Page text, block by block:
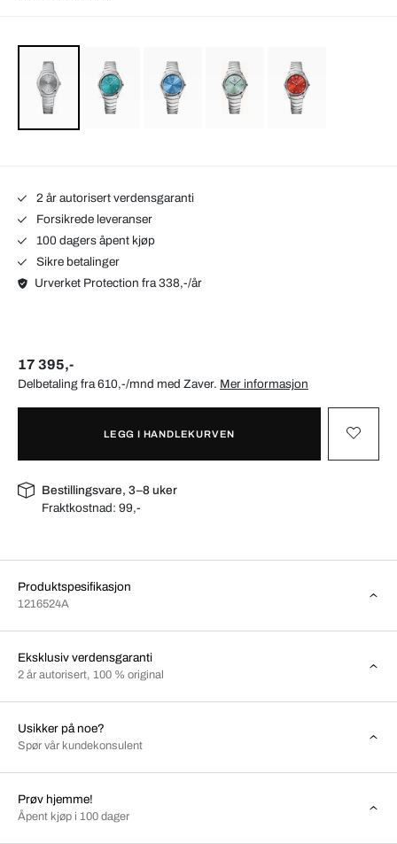
2 år autorisert verdensgaranti
Forsikrede leveranser
100 dagers åpent kjøp
Sikre betalinger
Urverket Protection fra 338,-/år
17 395,-
Delbetaling fra 610,-/mnd med Zaver. Mer informasjon
LEGG I HANDLEKURVEN
Bestillingsvare, 3–8 uker
Fraktkostnad:99,-
Produktspesifikasjon
1216524A
Eksklusiv verdensgaranti
2 år autorisert, 100 % original
Usikker på noe?
Spør vår kundekonsulent
Prøv hjemme!
Åpent kjøp i 100 dager